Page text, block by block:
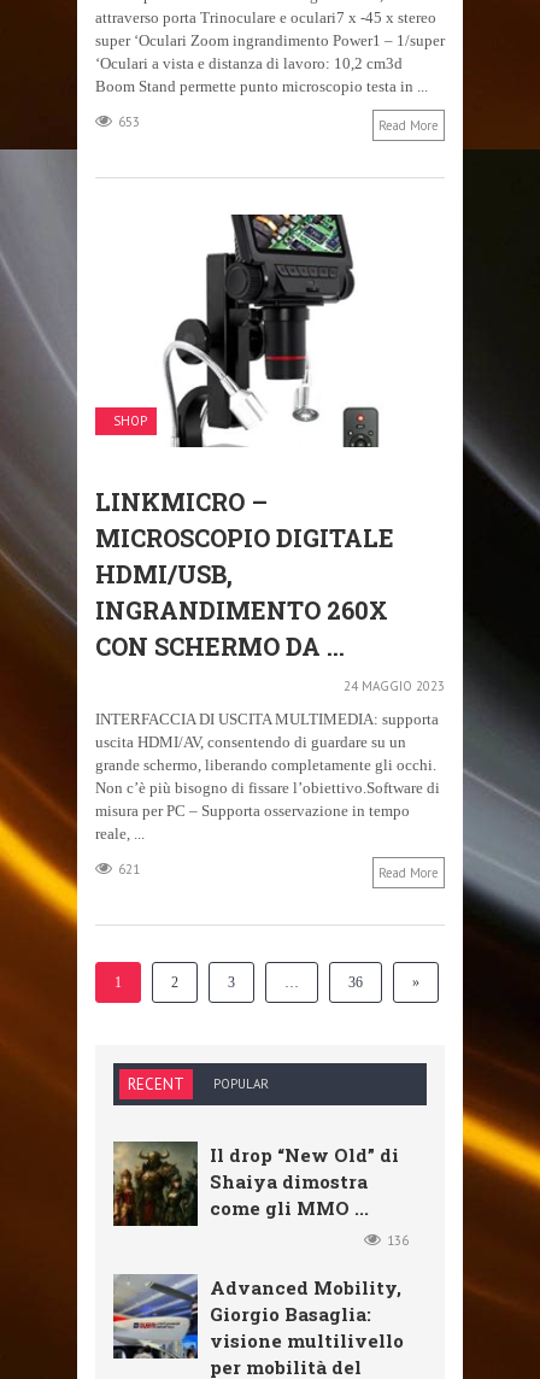
attraverso porta Trinoculare e oculari7 x -45 x stereo
super ‘Oculari Zoom ingrandimento Power1 – 1/super
‘Oculari a vista e distanza di lavoro: 10,2 cm3d
Boom Stand permette punto microscopio testa in ...
653 Read More
SHOP
LINKMICRO –
MICROSCOPIO DIGITALE
HDMI/USB,
INGRANDIMENTO 260X
CON SCHERMO DA ...
24 MAGGIO 2023
INTERFACCIA DI USCITA MULTIMEDIA: supporta
uscita HDMI/AV, consentendo di guardare su un
grande schermo, liberando completamente gli occhi.
Non c’è più bisogno di fissare l’obiettivo.Software di
misura per PC – Supporta osservazione in tempo
reale, ...
621 Read More
1 2 3 … 36 »
RECENT POPULAR
Il drop “New Old” di
Shaiya dimostra
come gli MMO ...
136
Advanced Mobility,
Giorgio Basaglia:
visione multilivello
per mobilità del